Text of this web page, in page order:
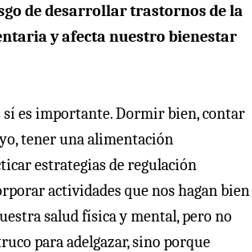
de desarrollar trastornos de la
y afecta nuestro bienestar
sí es importante. Dormir bien, contar
tener una alimentación
estrategias de regulación
actividades que nos hagan bien
salud física y mental, pero no
para adelgazar, sino porque